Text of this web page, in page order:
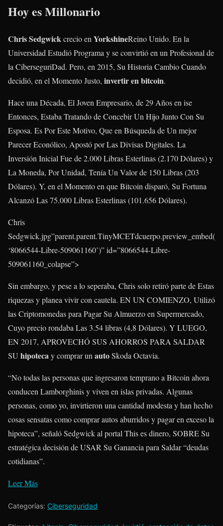
Hoy es Millonario
Chris Sedgwickcrecio enYorkshineReino Unido. En la
Universidad Estudió Programa y se convirtió en un Profesional de
la CiberseguriDad. Pero, en 2015, Su Historia Cambio Cuando
decidió, en el Momento Justo, invertir en bitcoin.
Hace una Década, El Joven Empresario, de 29 Años en ise
Entonces, Estaba Tratando de Concebir Un Hijo Junto Con Su
Esposa. Es Por Este Motivo, Que en Búsqueda de Un mejor
Parecer Econólico, Apostó por Las Divisas Digitales. La
Inversión Inicial Fue de 2.000 Libras Esterlinas (2.170 Dólares) y
La Moneda, Por Unidad, Tenía Un Valor de 150 Libras (203
Dólares). Y, en el Momento en que Bitcoin disparó, Su Fortuna
Alcanzó Las 75.000 Libras Esterlinas (101.656 Dólares).
Chris
Sedgwick.jpg”parent.parent.TinyMCETdcuerpo.preview_embed(
‘8066544-Libre-509061160’)” id=”8066544-Libre-
509061160_colapse”>
Sin embargo, y pese a lo seperaba, Chris solo retiró parte de Estas
riquezas y planea vivir con cautela. EN UN COMIENZO, Utilizó
las Criptomonedas para Pagar Su Almuerzo en Supermercado,
Cuyo precio rondaba Las 3.54 libras (4,8 Dólares). Y LUEGO,
EN 2017, APROVECHÓ SUS AHORROS PARA SALDAR
SU hipotecay comprar unautoSkoda Octavia.
“No todas las personas que ingresaron temprano a Bitcoin ahora
conducen Lamborghinis y viven en islas privadas. Algunas
personas, como yo, invirtieron una cantidad modesta y han hecho
cosas sensatas como comprar autos aburridos y pagar en exceso la
hipoteca”, señaló Sedgwick al portal This es dinero, SOBRE Su
estratégica decisión de USAR Su Ganancia para Saldar “deudas
cotidianas”.
Leer Más
Categorías: Ciberseguridad